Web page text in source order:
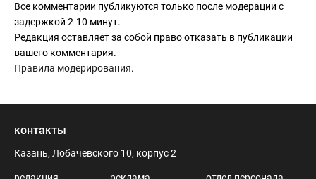
Все комментарии публикуются только после модерации с
задержкой 2-10 минут.
Редакция оставляет за собой право отказать в публикации
вашего комментария.
Правила модерирования.
контакты
Казань, Лобачевского 10, корпус 2